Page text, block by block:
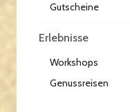
Gutscheine
Erlebnisse
Workshops
Genussreisen